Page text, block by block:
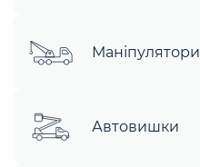
Маніпулятори
Автовишки